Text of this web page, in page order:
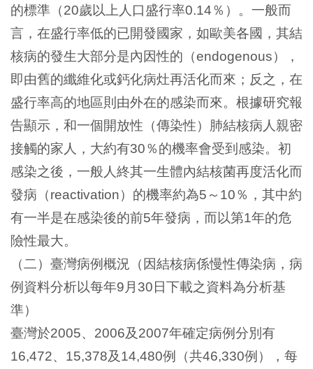
的標準（20歲以上人口盛行率0.14％）。一般而
言，在盛行率低的已開發國家，如歐美各國，其結
核病的發生大部分是內因性的（endogenous），
即由舊的纖維化或鈣化病灶再活化而來；反之，在
盛行率高的地區則由外在的感染而來。根據研究報
告顯示，和一個開放性（傳染性）肺結核病人親密
接觸的家人，大約有30％的機率會受到感染。初
感染之後，一般人終其一生體內結核菌再度活化而
發病（reactivation）的機率約為5 ～ 10％，其中約
有一半是在感染後的前5年發病，而以第1年的危
險性最大。
（二）臺灣病例概況（因結核病係慢性傳染病，病
例資料分析以每年9月 30日下載之資料為分析基
準）
臺灣於2005、 2006及2007年確定病例分別有
16,472、 15,378及14,480例（共46,330例），每